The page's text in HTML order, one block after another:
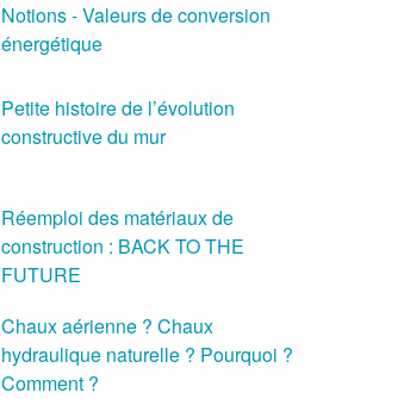
Notions - Valeurs de conversion
énergétique
Petite histoire de l’évolution
constructive du mur
Réemploi des matériaux de
construction : BACK TO THE
FUTURE
Chaux aérienne ? Chaux
hydraulique naturelle ? Pourquoi ?
Comment ?